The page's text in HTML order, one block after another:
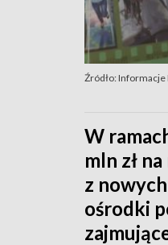
Źródło:
W
mln zł
z
ośrodki